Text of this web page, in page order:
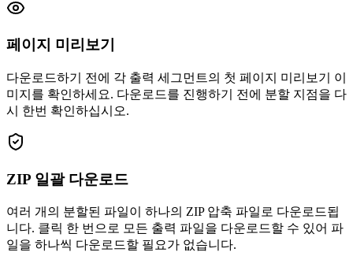
페이지 미리보기
다운로드하기 전에 각 출력 세그먼트의 첫 페이지 미리보기 이
미지를 확인하세요. 다운로드를 진행하기 전에 분할 지점을 다
시 한번 확인하십시오.
ZIP 일괄 다운로드
여러 개의 분할된 파일이 하나의 ZIP 압축 파일로 다운로드됩
니다. 클릭 한 번으로 모든 출력 파일을 다운로드할 수 있어 파
일을 하나씩 다운로드할 필요가 없습니다.